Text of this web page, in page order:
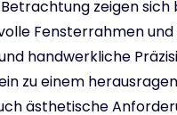
zeigen
Fensterrahmen
handwerkliche
zu einem
ästhetische